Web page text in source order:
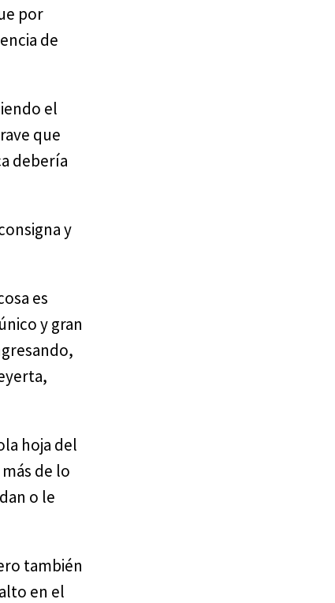
por
de
el
que
debería
y
es
y gran
hoja del
de lo
o le
también
en el